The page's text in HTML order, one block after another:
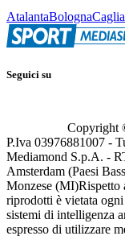
AtalantaBologna
Seguici su
Copyright
P.Iva 03976881007 -
Mediamond S.p.A. -
Amsterdam (Paesi
Monzese (MI)Rispetto
riprodotti è vietata
sistemi di intelligenza
espresso di utilizzare